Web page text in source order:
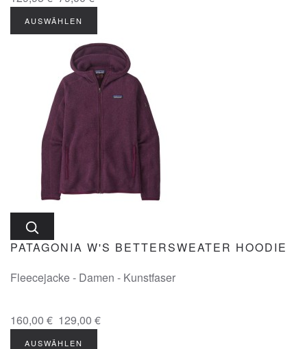
AUSWÄHLEN
PATAGONIA W'S BETTERSWEATER HOODIE
Fleecejacke - Damen - Kunstfaser
160,00 € 129,00 €
AUSWÄHLEN